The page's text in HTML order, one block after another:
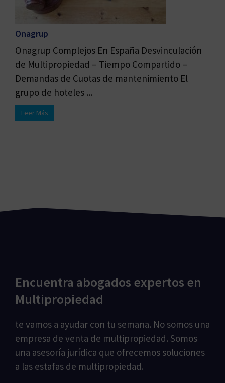
Onagrup
Onagrup Complejos En España Desvinculación
de Multipropiedad – Tiempo Compartido –
Demandas de Cuotas de mantenimiento El
grupo de hoteles ...
Leer Más
Encuentra abogados expertos en
Multipropiedad
te vamos a ayudar con tu semana. No somos una
empresa de venta de multipropiedad. Somos
una asesoría jurídica que ofrecemos soluciones
a las estafas de multipropiedad.